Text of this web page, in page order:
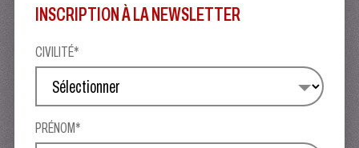
INSCRIPTION À LA NEWSLETTER
CIVILITÉ*
PRÉNOM*